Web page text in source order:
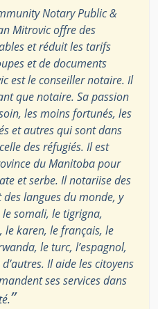
Notary Public &
Mitrovic offre des
et réduit les tarifs
et de documents
est le conseiller notaire. Il
que notaire. Sa passion
les moins fortunés, les
et autres qui sont dans
des réfugiés. Il est
du Manitoba pour
et serbe. Il notariise des
langues du monde, y
somali, le tigrigna,
le karen, le français, le
le turc, l’espagnol,
Il aide les citoyens
ses services dans
”